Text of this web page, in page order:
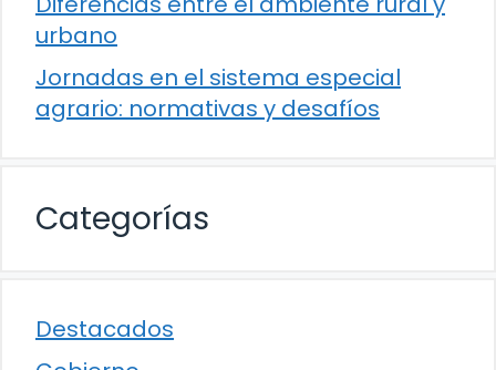
urbano
Jornadas en el sistema especial
agrario: normativas y desafíos
Categorías
Destacados